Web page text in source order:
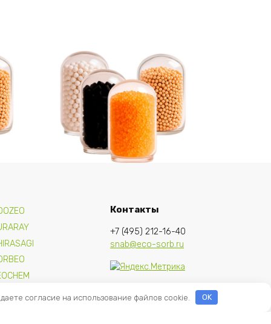
Контакты
+7 (495) 212-16-40
snab@eco-sorb.ru
согласие на использование файлов cookie. OK